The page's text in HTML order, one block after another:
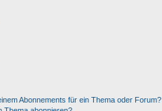
Abonnements für ein Thema oder Forum?